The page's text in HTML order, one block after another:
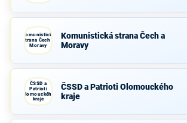
Komunistická
strana Čech a
Moravy
Komunistická strana Čech a
Moravy
ČSSD a
Patrioti
Olomouckého
kraje
ČSSD a Patrioti Olomouckého
kraje
Moravané,